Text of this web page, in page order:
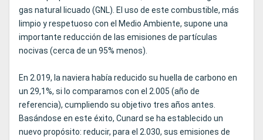
gas natural licuado (GNL). El uso de este combustible, más
limpio y respetuoso con el Medio Ambiente, supone una
importante reducción de las emisiones de partículas
nocivas (cerca de un 95% menos).
En 2.019, la naviera había reducido su huella de carbono en
un 29,1%, si lo comparamos con el 2.005 (año de
referencia), cumpliendo su objetivo tres años antes.
Basándose en este éxito, Cunard se ha establecido un
nuevo propósito: reducir, para el 2.030, sus emisiones de